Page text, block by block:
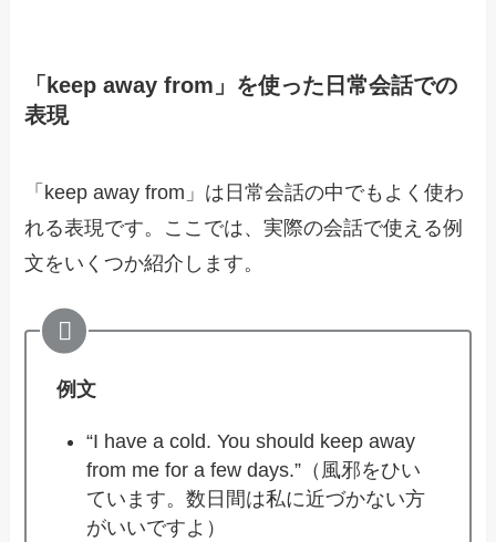
「keep away from」を使った日常会話での
表現
「keep away from」は日常会話の中でもよく使わ
れる表現です。ここでは、実際の会話で使える例
文をいくつか紹介します。
例文
“I have a cold. You should keep away
from me for a few days.”（風邪をひい
ています。数日間は私に近づかない方
がいいですよ）